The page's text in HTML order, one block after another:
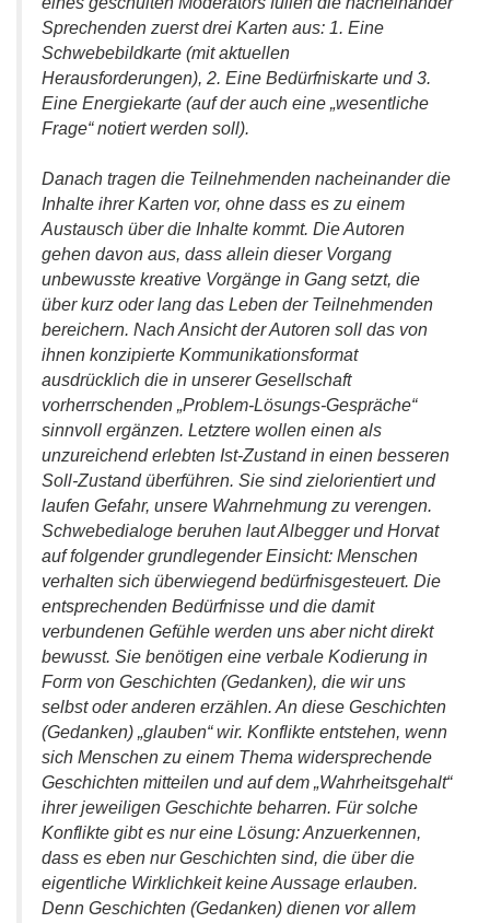
Sprechenden zuerst drei Karten aus: 1. Eine
Schwebebildkarte (mit aktuellen
Herausforderungen), 2. Eine Bedürfniskarte und 3.
Eine Energiekarte (auf der auch eine „wesentliche
Frage“ notiert werden soll).
Danach tragen die Teilnehmenden nacheinander die
Inhalte ihrer Karten vor, ohne dass es zu einem
Austausch über die Inhalte kommt. Die Autoren
gehen davon aus, dass allein dieser Vorgang
unbewusste kreative Vorgänge in Gang setzt, die
über kurz oder lang das Leben der Teilnehmenden
bereichern. Nach Ansicht der Autoren soll das von
ihnen konzipierte Kommunikationsformat
ausdrücklich die in unserer Gesellschaft
vorherrschenden „Problem-Lösungs-Gespräche“
sinnvoll ergänzen. Letztere wollen einen als
unzureichend erlebten Ist-Zustand in einen besseren
Soll-Zustand überführen. Sie sind zielorientiert und
laufen Gefahr, unsere Wahrnehmung zu verengen.
Schwebedialoge beruhen laut Albegger und Horvat
auf folgender grundlegender Einsicht: Menschen
verhalten sich überwiegend bedürfnisgesteuert. Die
entsprechenden Bedürfnisse und die damit
verbundenen Gefühle werden uns aber nicht direkt
bewusst. Sie benötigen eine verbale Kodierung in
Form von Geschichten (Gedanken), die wir uns
selbst oder anderen erzählen. An diese Geschichten
(Gedanken) „glauben“ wir. Konflikte entstehen, wenn
sich Menschen zu einem Thema widersprechende
Geschichten mitteilen und auf dem „Wahrheitsgehalt“
ihrer jeweiligen Geschichte beharren. Für solche
Konflikte gibt es nur eine Lösung: Anzuerkennen,
dass es eben nur Geschichten sind, die über die
eigentliche Wirklichkeit keine Aussage erlauben.
Denn Geschichten (Gedanken) dienen vor allem